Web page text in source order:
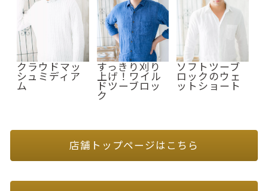
クラウドマッ
シュミディア
ム
すっきり刈り
上げ！ワイル
ドツーブロッ
ク
ソフトツーブ
ロックのウェ
ットショート
店舗トップページはこちら